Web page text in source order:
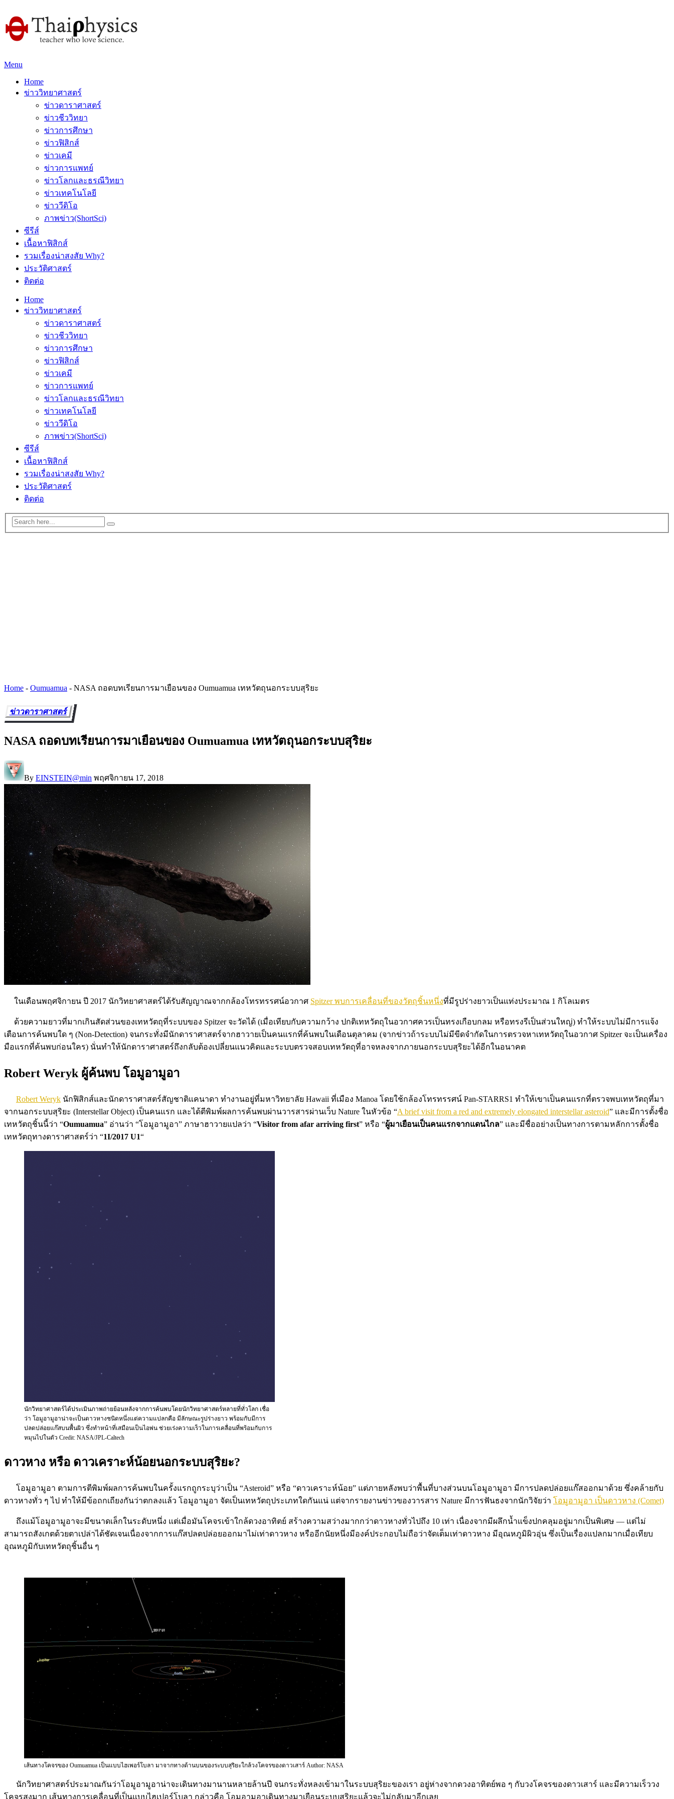
Menu
Home
ข่าววิทยาศาสตร์
ข่าวดาราศาสตร์
ข่าวชีววิทยา
ข่าวการศึกษา
ข่าวฟิสิกส์
ข่าวเคมี
ข่าวการแพทย์
ข่าวโลกและธรณีวิทยา
ข่าวเทคโนโลยี
ข่าววีดิโอ
ภาพข่าว(ShortSci)
ซีรีส์
เนื้อหาฟิสิกส์
รวมเรื่องน่าสงสัย Why?
ประวัติศาสตร์
ติดต่อ
Home
ข่าววิทยาศาสตร์
ข่าวดาราศาสตร์
ข่าวชีววิทยา
ข่าวการศึกษา
ข่าวฟิสิกส์
ข่าวเคมี
ข่าวการแพทย์
ข่าวโลกและธรณีวิทยา
ข่าวเทคโนโลยี
ข่าววีดิโอ
ภาพข่าว(ShortSci)
ซีรีส์
เนื้อหาฟิสิกส์
รวมเรื่องน่าสงสัย Why?
ประวัติศาสตร์
ติดต่อ
Home - Oumuamua - NASA ถอดบทเรียนการมาเยือนของ Oumuamua เทหวัตถุนอกระบบสุริยะ
ข่าวดาราศาสตร์
NASA ถอดบทเรียนการมาเยือนของ Oumuamua เทหวัตถุนอกระบบสุริยะ
By EINSTEIN@min พฤศจิกายน 17, 2018
ในเดือนพฤศจิกายน ปี 2017 นักวิทยาศาสตร์ได้รับสัญญาณจากกล้องโทรทรรศน์อวกาศ Spitzer พบการเคลื่อนที่ของวัตถุชิ้นหนึ่งที่มีรูปร่างยาวเป็นแท่งประมาณ 1 กิโลเมตร
ด้วยความยาวที่มากเกินสัดส่วนของเทหวัตถุที่ระบบของ Spitzer จะวัดได้ (เมื่อเทียบกับความกว้าง ปกติเทหวัตถุในอวกาศควรเป็นทรงเกือบกลม หรือทรงรีเป็นส่วนใหญ่) ทำให้ระบบไม่มีการแจ้ง
เตือนการค้นพบใด ๆ (Non-Detection) จนกระทั่งมีนักดาราศาสตร์จากฮาวายเป็นคนแรกที่ค้นพบในเดือนตุลาคม (จากข่าวถ้าระบบไม่มีขีดจำกัดในการตรวจหาเทหวัตถุในอวกาศ Spitzer จะเป็นเครื่อง
มือแรกที่ค้นพบก่อนใคร) นั่นทำให้นักดาราศาสตร์ถึงกลับต้องเปลี่ยนแนวคิดและระบบตรวจสอบเทหวัตถุที่อาจหลงจากภายนอกระบบสุริยะได้อีกในอนาคต
Robert Weryk ผู้ค้นพบ โอมูอามูอา
Robert Weryk นักฟิสิกส์และนักดาราศาสตร์สัญชาติแคนาดา ทำงานอยู่ที่มหาวิทยาลัย Hawaii ที่เมือง Manoa โดยใช้กล้องโทรทรรศน์ Pan-STARRS1 ทำให้เขาเป็นคนแรกที่ตรวจพบเทหวัตถุที่มา
จากนอกระบบสุริยะ (Interstellar Object) เป็นคนแรก และได้ตีพิมพ์ผลการค้นพบผ่านวารสารผ่านเว็บ Nature ในหัวข้อ “A brief visit from a red and extremely elongated interstellar asteroid” และมีการตั้งชื่อ
เทหวัตถุชิ้นนี้ว่า “Oumuamua” อ่านว่า “โอมูอามูอา” ภาษาฮาวายแปลว่า “Visitor from afar arriving first” หรือ “ผู้มาเยือนเป็นคนแรกจากแดนไกล” และมีชื่ออย่างเป็นทางการตามหลักการตั้งชื่อ
เทหวัตถุทางดาราศาสตร์ว่า “1I/2017 U1“
นักวิทยาศาสตร์ได้ประเมินภาพถ่ายย้อนหลังจากการค้นพบโดยนักวิทยาศาสตร์หลายที่ทั่วโลก เชื่อ
ว่า โอมูอามูอาน่าจะเป็นดาวหางชนิดหนึ่งแต่ความแปลกคือ มีลักษณะรูปร่างยาว พร้อมกับมีการ
ปลดปล่อยแก๊สบนพื้นผิว ซึ่งทำหน้าที่เสมือนเป็นไอพ่น ช่วยเร่งความเร็วในการเคลื่อนที่พร้อมกับการ
หมุนไปในตัว Credit: NASA/JPL-Caltech
ดาวหาง หรือ ดาวเคราะห์น้อยนอกระบบสุริยะ?
โอมูอามูอา ตามการตีพิมพ์ผลการค้นพบในครั้งแรกถูกระบุว่าเป็น “Asteroid” หรือ “ดาวเคราะห์น้อย” แต่ภายหลังพบว่าพื้นที่บางส่วนบนโอมูอามูอา มีการปลดปล่อยแก๊สออกมาด้วย ซึ่งคล้ายกับ
ดาวหางทั่ว ๆ ไป ทำให้มีข้อถกเถียงกันว่าตกลงแล้ว โอมูอามูอา จัดเป็นเทหวัตถุประเภทใดกันแน่ แต่จากรายงานข่าวของวารสาร Nature มีการฟันธงจากนักวิจัยว่า โอมูอามูอา เป็นดาวหาง (Comet)
ถึงแม้โอมูอามูอาจะมีขนาดเล็กในระดับหนึ่ง แต่เมื่อมันโคจรเข้าใกล้ดวงอาทิตย์ สร้างความสว่างมากกว่าดาวหางทั่วไปถึง 10 เท่า เนื่องจากมีผลึกน้ำแข็งปกคลุมอยู่มากเป็นพิเศษ — แต่ไม่
สามารถสังเกตด้วยตาเปล่าได้ชัดเจนเนื่องจากการแก๊สปลดปล่อยออกมาไม่เท่าดาวหาง หรืออีกนัยหนึ่งมีองค์ประกอบไม่ถือว่าจัดเต็มเท่าดาวหาง มีอุณหภูมิผิวอุ่น ซึ่งเป็นเรื่องแปลกมากเมื่อเทียบ
อุณหภูมิกับเทหวัตถุชิ้นอื่น ๆ
เส้นทางโคจรของ Oumuamua เป็นแบบไฮเพอร์โบลา มาจากทางด้านบนของระบบสุริยะใกล้วงโคจรของดาวเสาร์ Author: NASA
นักวิทยาศาสตร์ประมาณกันว่าโอมูอามูอาน่าจะเดินทางมานานหลายล้านปี จนกระทั่งหลงเข้ามาในระบบสุริยะของเรา อยู่ห่างจากดวงอาทิตย์พอ ๆ กับวงโคจรของดาวเสาร์ และมีความเร็ววง
โคจรสูงมาก เส้นทางการเคลื่อนที่เป็นแบบไฮเปอร์โบลา กล่าวคือ โอมูอามูอาเดินทางมาเยือนระบบสุริยะแล้วจะไม่กลับมาอีกเลย